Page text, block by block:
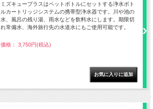
ミズキュープラスはペットボトルにセットする浄水ボト
ルカートリッジシステムの携帯型浄水器です。川や池の
水、風呂の残り湯、雨水などを飲料水にします。期限切
れ常備水、海外旅行先の水道水にもご使用可能です。
価格： 3,750円(税込)